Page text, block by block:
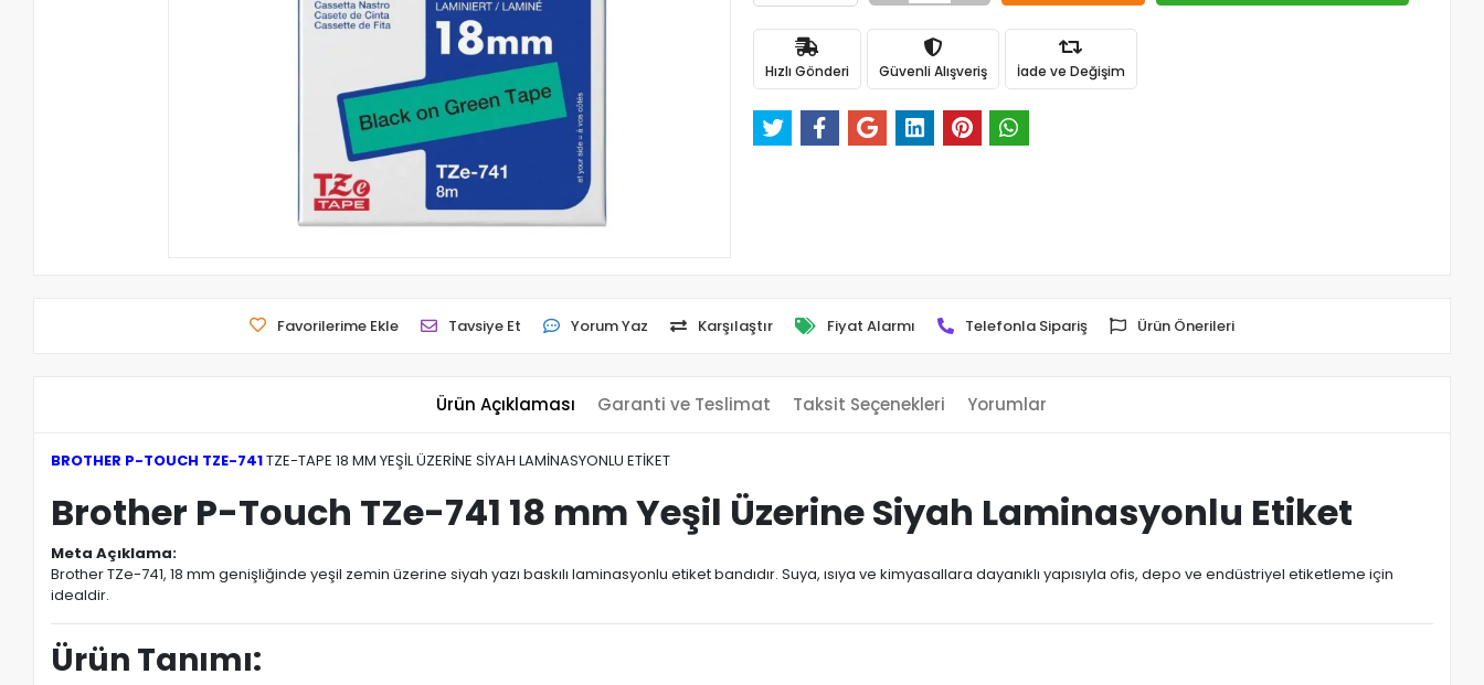
Hızlı Gönderi Güvenli Alışveriş İade ve Değişim
Favorilerime Ekle Tavsiye Et Yorum Yaz Karşılaştır Fiyat Alarmı Telefonla Sipariş Ürün Önerileri
Ürün Açıklaması Garanti ve Teslimat Taksit Seçenekleri Yorumlar
BROTHER P-TOUCH TZE-741TZE-TAPE 18 MM YEŞİL ÜZERİNE SİYAH LAMİNASYONLU ETİKET
Brother P-Touch TZe-741 18 mm Yeşil Üzerine Siyah Laminasyonlu Etiket
Meta Açıklama:
Brother TZe-741, 18 mm genişliğinde yeşil zemin üzerine siyah yazı baskılı laminasyonlu etiket bandıdır. Suya, ısıya ve kimyasallara dayanıklı yapısıyla ofis, depo ve endüstriyel etiketleme için
idealdir.
Ürün Tanımı: